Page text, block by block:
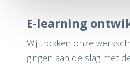
E-learning
Wij trokken onze
gingen aan de slag met